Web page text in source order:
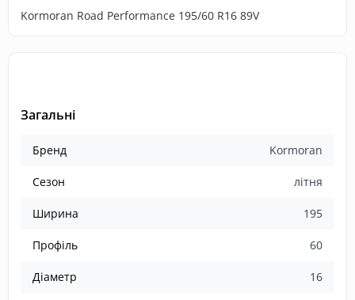
Kormoran Road Performance 195/60 R16 89V
Загальні
Бренд Kormoran
Сезон літня
Ширина 195
Профіль 60
Діаметр 16